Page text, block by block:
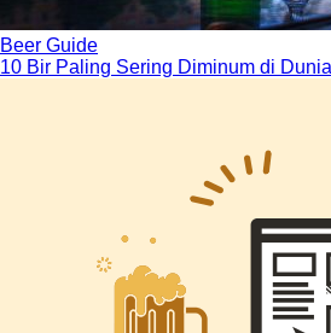
Beer Guide
10 Bir Paling Sering Diminum di Dunia